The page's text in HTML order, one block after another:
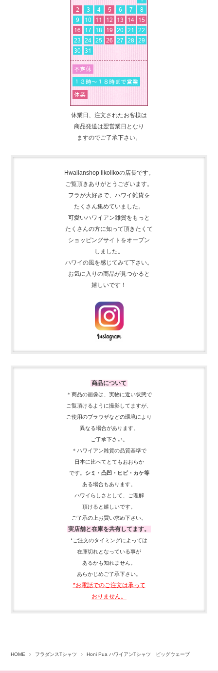
休業日、注文されたお客様は
商品発送は翌営業日となり
ますのでご了承下さい。
Hwaiianshop likolikoの店長です。
ご覧頂きありがとうございます。
フラが大好きで、 ハワイ雑貨を
たくさん集めていました。
可愛いハワイアン雑貨をもっと
たくさんの方に知って頂きたくて
ショッピングサイトをオープン
しました。
ハワイの風を感じてみて下さい。
お気に入りの商品が見つかると
嬉しいです！
商品について
＊商品の画像は、実物に近い状態で
ご覧頂けるように撮影してますが、
ご使用のブラウザなどの環境により
異なる場合があります。
ご了承下さい。
＊ハワイアン雑貨の品質基準で
日本に比べてとてもおおらか
です。
シミ・凸凹・ヒビ・カケ等
ある場合もあります。
ハワイらしさとして、
ご理解
頂ける と嬉しいです。
ご了承の上お買い求め下さい。
実店舗と在庫を共有してます。
*ご注文のタイミングによっては
在庫切れとなっている事が
あるかも知れません。
あらかじめご了承下さい。
*お電話でのご注文は承って
おりません。
HOME フラダンスTシャツ Honi Pua ハワイアンTシャツ ビッグウェーブ